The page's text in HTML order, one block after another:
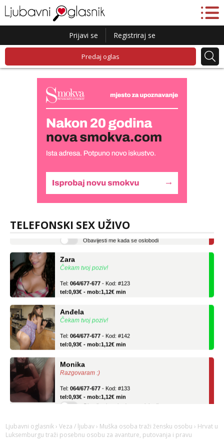
Prijavi se Registriraj se
Predaj oglas
TELEFONSKI SEX UŽIVO
tel:0,93€ - mob:1,12€ min
Čekam tvoj poziv!
tel:0,93€ - mob:1,12€ min
Čekam tvoj poziv!
tel:0,93€ - mob:1,12€ min
Razgovaram :)
tel:0,93€ - mob:1,12€ min
Obavijesti me kada se oslobodi
Čekam tvoj poziv!
Ljubavni oglasnik › Veza / ljubav › Muška osoba traži žensku osobu › Hrvat u
Luksemburgu traži posebnu osobu za avanture, putovanja i pravu